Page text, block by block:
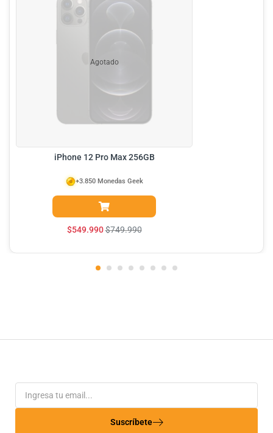
Agotado
iPhone 12 Pro Max 256GB
$549.990$749.990
+3.850 Monedas Geek
Suscríbete